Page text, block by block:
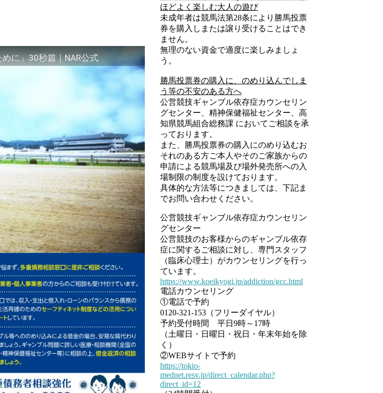
に」30秒篇｜NAR公式
ほどよく楽しむ大人の遊び
未成年者は競馬法第28条により勝馬投票
券を購入しまたは譲り受けることはでき
ません。
無理のない資金で適度に楽しみましょ
う。
勝馬投票券の購入に、のめり込んでしま
う等の不安のある方へ
公営競技ギャンブル依存症カウンセリン
グセンター、精神保健福祉センター、高
知県競馬組合総務課 においてご相談を承
っております。
また、勝馬投票券の購入にのめり込むお
それのある方ご本人やそのご家族からの
申請による競馬場及び場外発売所への入
場制限の制度を設けております。
具体的な方法等につきましては、下記ま
でお問い合わせください。
公営競技ギャンブル依存症カウンセリン
グセンター
公営競技のお客様からのギャンブル依存
症に関するご相談に対し、専門スタッフ
（臨床心理士）がカウンセリングを行っ
ています。
https://www.koeikyogi.jp/addiction/gcc.html
電話カウンセリング
①電話で予約
0120-321-153（フリーダイヤル）
予約受付時間 平日9時～17時
（土曜日・日曜日・祝日・年末年始を除
く）
②WEBサイトで予約
https://tokio-
mednet.resv.jp/direct_calendar.php?
direct_id=12